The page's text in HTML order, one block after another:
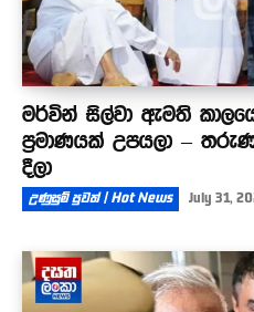
මර්වින් සිල්වා ඇමති
ප්‍රමාණයක් උපයලා –
දීලා
උණුසුම් පුවත් | Hot News July 31,